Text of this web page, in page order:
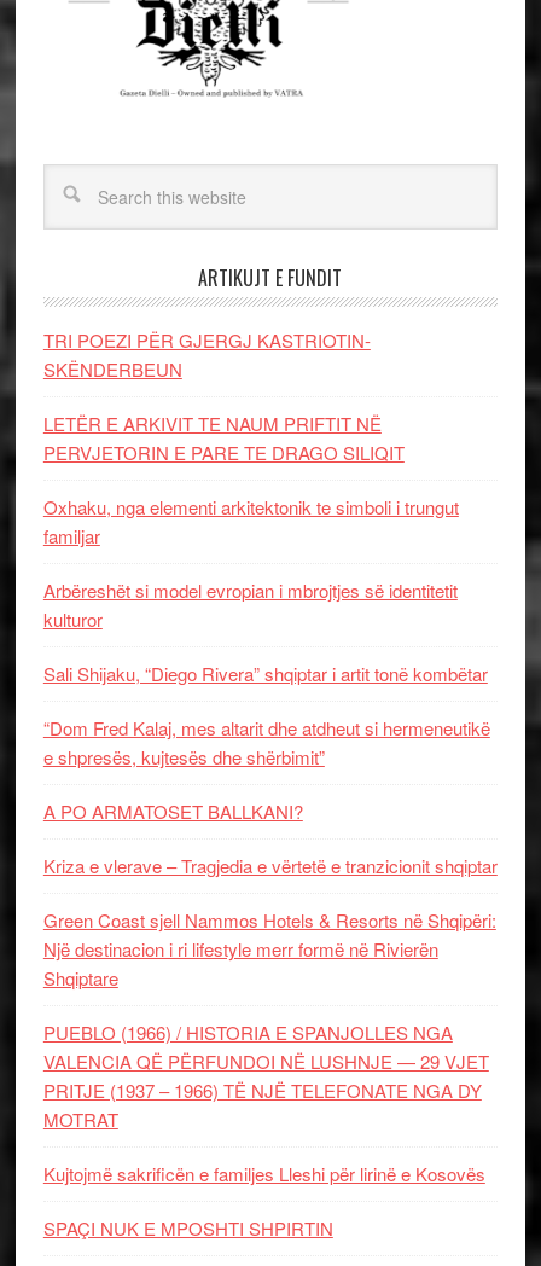
ARTIKUJT E FUNDIT
TRI POEZI PËR GJERGJ KASTRIOTIN-
SKËNDERBEUN
LETËR E ARKIVIT TE NAUM PRIFTIT NË
PERVJETORIN E PARE TE DRAGO SILIQIT
Oxhaku, nga elementi arkitektonik te simboli i trungut
familjar
Arbëreshët si model evropian i mbrojtjes së identitetit
kulturor
Sali Shijaku, “Diego Rivera” shqiptar i artit tonë kombëtar
“Dom Fred Kalaj, mes altarit dhe atdheut si hermeneutikë
e shpresës, kujtesës dhe shërbimit”
A PO ARMATOSET BALLKANI?
Kriza e vlerave – Tragjedia e vërtetë e tranzicionit shqiptar
Green Coast sjell Nammos Hotels & Resorts në Shqipëri:
Një destinacion i ri lifestyle merr formë në Rivierën
Shqiptare
PUEBLO (1966) / HISTORIA E SPANJOLLES NGA
VALENCIA QË PËRFUNDOI NË LUSHNJE — 29 VJET
PRITJE (1937 – 1966) TË NJË TELEFONATE NGA DY
MOTRAT
Kujtojmë sakrificën e familjes Lleshi për lirinë e Kosovës
SPAÇI NUK E MPOSHTI SHPIRTIN